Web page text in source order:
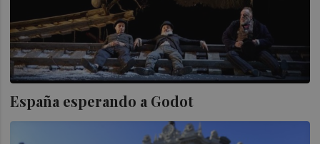
España esperando a Godot